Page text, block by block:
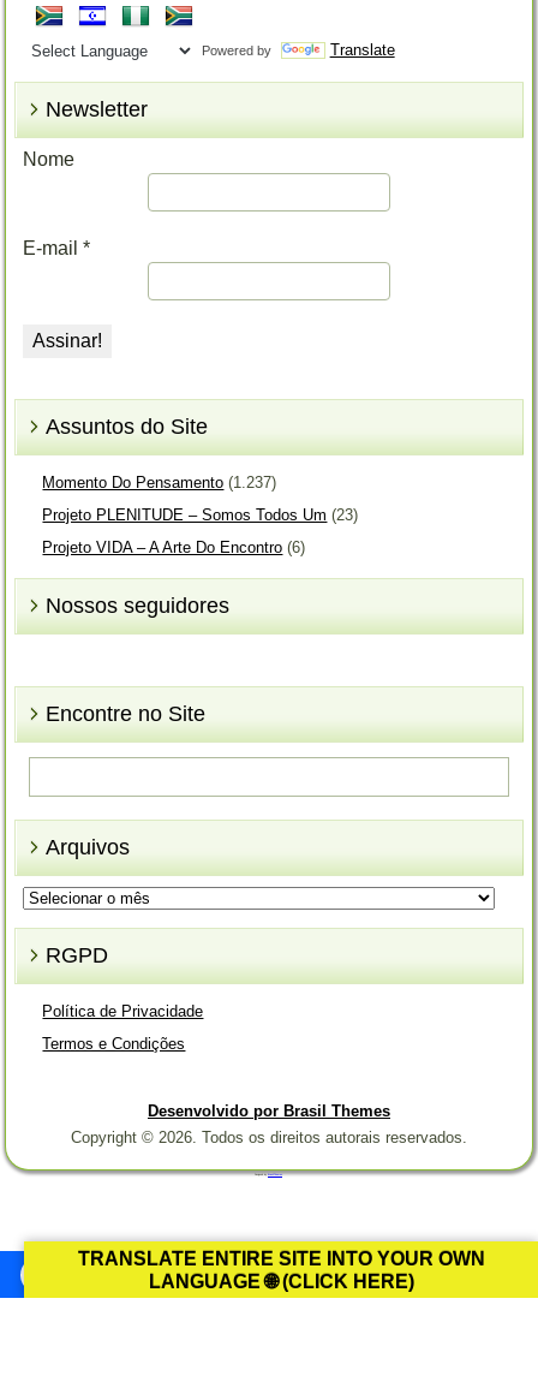
Powered by Translate
Newsletter
Nome
E-mail*
Assuntos do Site
Momento Do Pensamento (1.237)
Projeto PLENITUDE – Somos Todos Um (23)
Projeto VIDA – A Arte Do Encontro (6)
Nossos seguidores
Encontre no Site
Arquivos
Arquivos
RGPD
Política de Privacidade
Termos e Condições
Desenvolvido por Brasil Themes
Copyright © 2026. Todos os direitos autorais reservados.
TRANSLATE ENTIRE SITE INTO YOUR OWN
LANGUAGE 🌐 (CLICK HERE)